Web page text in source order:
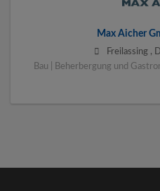
Max Aicher
Freilassing ,
Bau | Beherbergung und